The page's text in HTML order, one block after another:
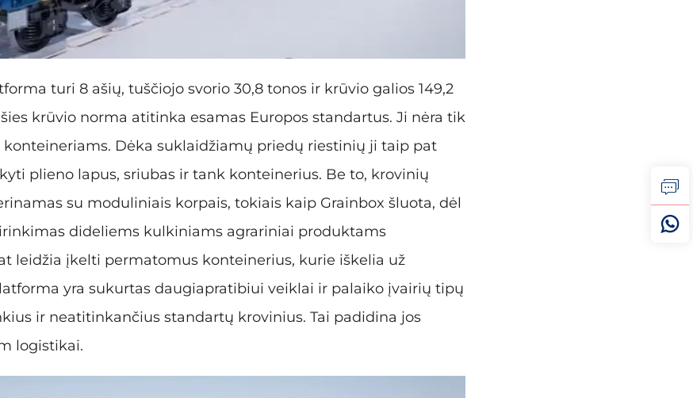
turi 8 ašių, tuščiojo svorio 30,8 tonos ir krūvio galios 149,2
krūvio norma atitinka esamas Europos standartus. Ji nėra tik
Dėka suklaidžiamų priedų riestinių ji taip pat
plieno lapus, sriubas ir tank konteinerius. Be to, krovinių
su moduliniais korpais, tokiais kaip Grainbox šluota, dėl
dideliems kulkiniams agrariniai produktams
leidžia įkelti permatomus konteinerius, kurie iškelia už
yra sukurtas daugiapratibiui veiklai ir palaiko įvairių tipų
ir neatitinkančius standartų krovinius. Tai padidina jos
logistikai.